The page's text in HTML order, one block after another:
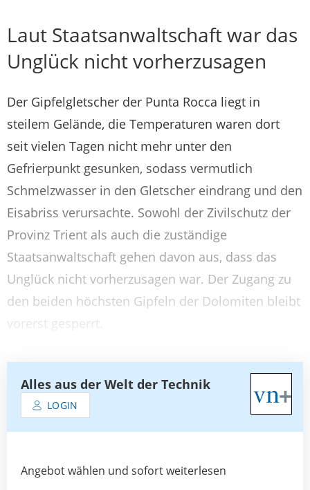
Laut Staatsanwaltschaft war das
Unglück nicht vorherzusagen
Der Gipfelgletscher der Punta Rocca liegt in
steilem Gelände, die Temperaturen waren dort
seit vielen Tagen nicht mehr unter den
Gefrierpunkt gesunken, sodass vermutlich
Schmelzwasser in den Gletscher eindrang und den
Eisabriss verursachte. Sowohl der Zivilschutz der
Provinz Trient als auch die zuständige
Staatsanwaltschaft gehen davon aus, dass das
Unglück nicht vorherzusagen war. Der Zugang zu
den beiden höchsten Gipfeln der Dolomiten bleibt
vorerst gesperrt.
Alles aus der Welt der Technik
LOGIN
Angebot wählen und sofort weiterlesen